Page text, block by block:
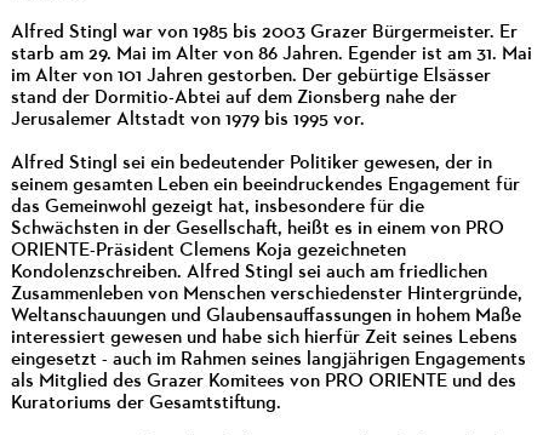
Alfred Stingl war von 1985 bis 2003 Grazer Bürgermeister. Er
starb am 29. Mai im Alter von 86 Jahren. Egender ist am 31. Mai
im Alter von 101 Jahren gestorben. Der gebürtige Elsässer
stand der Dormitio-Abtei auf dem Zionsberg nahe der
Jerusalemer Altstadt von 1979 bis 1995 vor.
Alfred Stingl sei ein bedeutender Politiker gewesen, der in
seinem gesamten Leben ein beeindruckendes Engagement für
das Gemeinwohl gezeigt hat, insbesondere für die
Schwächsten in der Gesellschaft, heißt es in einem von PRO
ORIENTE-Präsident Clemens Koja gezeichneten
Kondolenzschreiben. Alfred Stingl sei auch am friedlichen
Zusammenleben von Menschen verschiedenster Hintergründe,
Weltanschauungen und Glaubensauffassungen in hohem Maße
interessiert gewesen und habe sich hierfür Zeit seines Lebens
eingesetzt - auch im Rahmen seines langjährigen Engagements
als Mitglied des Grazer Komitees von PRO ORIENTE und des
Kuratoriums der Gesamtstiftung.